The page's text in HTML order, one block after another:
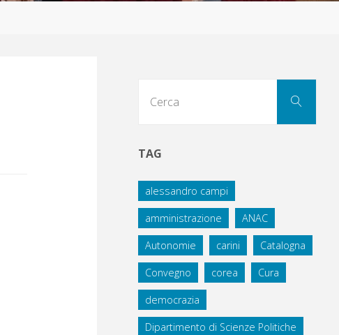
Cerca
TAG
alessandro campi
amministrazione ANAC
Autonomie carini Catalogna
Convegno corea Cura
democrazia
Dipartimento di Scienze Politiche